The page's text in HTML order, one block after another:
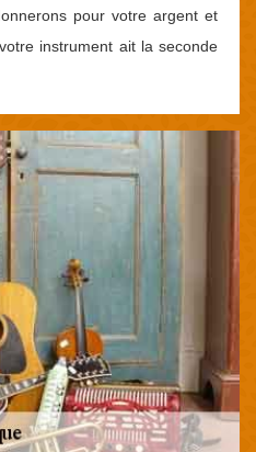
pour votre argent et
instrument ait la seconde